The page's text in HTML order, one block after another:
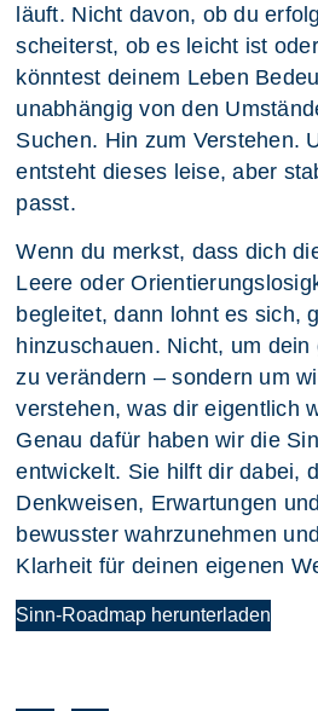
läuft. Nicht davon, ob du
scheiterst, ob es leicht ist
könntest deinem Leben
unabhängig von den
Suchen. Hin zum Verstehen.
entsteht dieses leise, aber
passt.
Wenn du merkst, dass dich
Leere oder
begleitet, dann lohnt es sich,
hinzuschauen. Nicht, um
zu verändern – sondern um
verstehen, was dir eigentlich
Genau dafür haben wir die
entwickelt. Sie hilft dir dabei,
Denkweisen, Erwartungen
bewusster wahrzunehmen
Klarheit für deinen eigenen
Sinn-Roadmap herunterladen